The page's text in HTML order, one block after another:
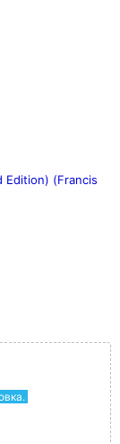
Edition) (Francis